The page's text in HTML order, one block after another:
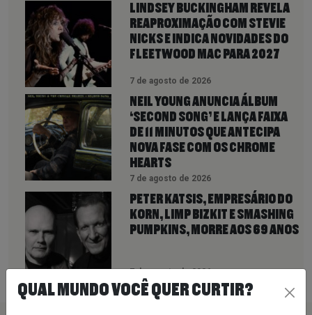
LINDSEY BUCKINGHAM REVELA
REAPROXIMAÇÃO COM STEVIE
NICKS E INDICA NOVIDADES DO
FLEETWOOD MAC PARA 2027
7 de agosto de 2026
NEIL YOUNG ANUNCIA ÁLBUM
‘SECOND SONG’ E LANÇA FAIXA
DE 11 MINUTOS QUE ANTECIPA
NOVA FASE COM OS CHROME
HEARTS
7 de agosto de 2026
PETER KATSIS, EMPRESÁRIO DO
KORN, LIMP BIZKIT E SMASHING
PUMPKINS, MORRE AOS 69 ANOS
7 de agosto de 2026
QUAL MUNDO VOCÊ QUER CURTIR?